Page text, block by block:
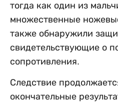
тогда как один из
множественные
также обнаружили
свидетельствующие о
сопротивления.
Следствие
окончательные